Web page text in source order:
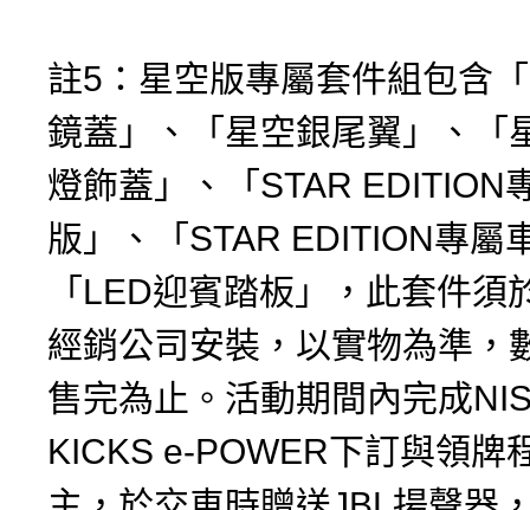
註5：星空版專屬套件組包含
鏡蓋」、「星空銀尾翼」、「
燈飾蓋」、「STAR EDITION
版」、「STAR EDITION專屬
「LED迎賓踏板」，此套件須
經銷公司安裝，以實物為準，
售完為止。活動期間內完成
KICKS e-POWER下訂與領牌